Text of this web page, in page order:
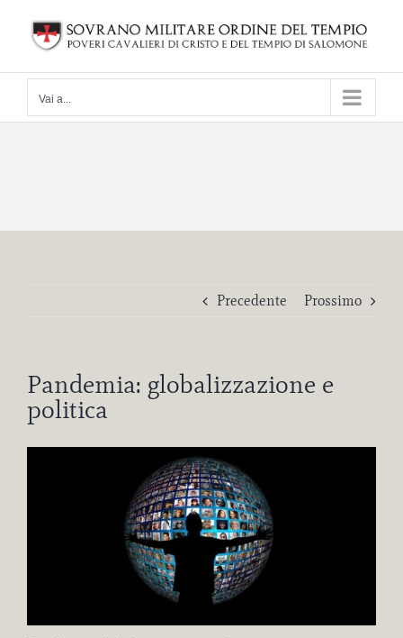
contenuto
Vai a...
Precedente Prossimo
Pandemia: globalizzazione e
politica